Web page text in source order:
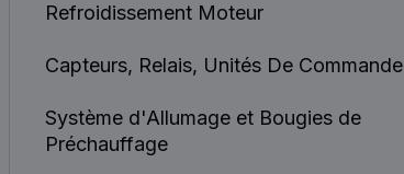
Refroidissement Moteur
Capteurs, Relais, Unités De Commande
Système d'Allumage et Bougies de
Préchauffage